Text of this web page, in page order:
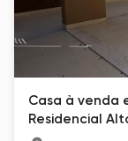
Casa à venda
Residencial
m²